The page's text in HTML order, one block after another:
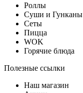
Роллы
Суши и Гунканы
Сеты
Пицца
WOK
Горячие блюда
Полезные ссылки
Наш магазин